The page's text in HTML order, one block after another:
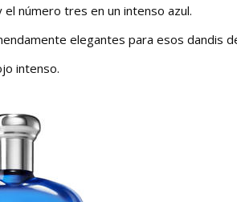
número tres en un intenso azul.
elegantes para esos dandis
intenso.